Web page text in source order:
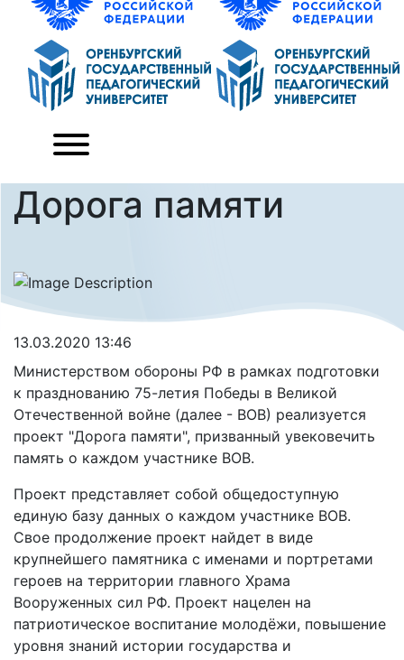
Дорога памяти
13.03.2020 13:46
Министерством обороны РФ в рамках подготовки
к празднованию 75-летия Победы в Великой
Отечественной войне (далее - ВОВ) реализуется
проект "Дорога памяти", призванный увековечить
память о каждом участнике ВОВ.
Проект представляет собой общедоступную
единую базу данных о каждом участнике ВОВ.
Свое продолжение проект найдет в виде
крупнейшего памятника с именами и портретами
героев на территории главного Храма
Вооруженных сил РФ. Проект нацелен на
патриотическое воспитание молодёжи, повышение
уровня знаний истории государства и